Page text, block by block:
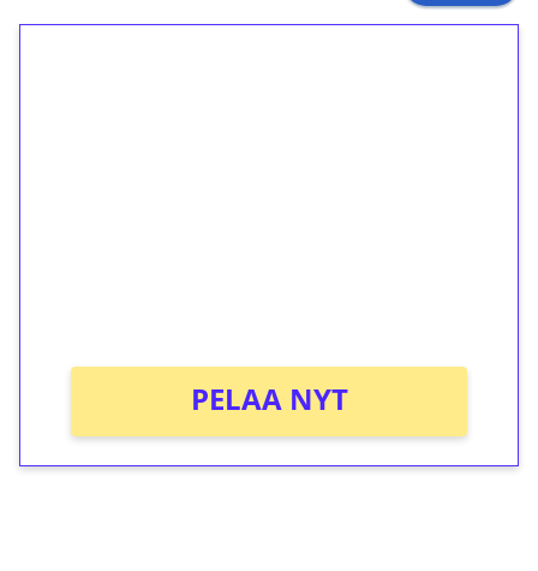
PELAA NYT